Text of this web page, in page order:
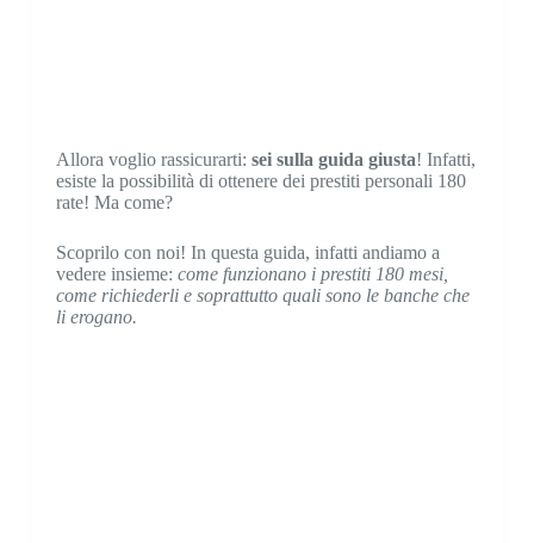
Allora voglio rassicurarti: sei sulla guida giusta! Infatti,
esiste la possibilità di ottenere dei prestiti personali 180
rate! Ma come?
Scoprilo con noi! In questa guida, infatti andiamo a
vedere insieme: come funzionano i prestiti 180 mesi,
come richiederli e soprattutto quali sono le banche che
li erogano.